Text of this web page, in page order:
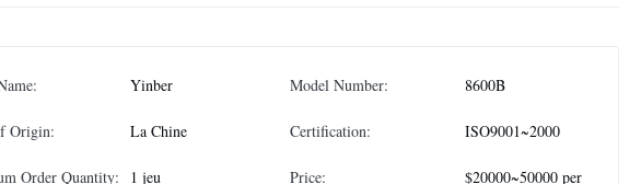
Yinber Model Number: 8600B
Origin: La Chine Certification: ISO9001~2000
Order Quantity: 1 jeu Price:
$20000~50000 per